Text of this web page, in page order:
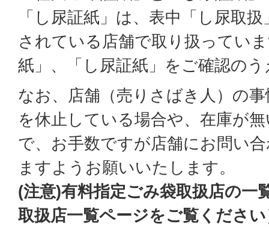
「し尿証紙」は、表中「し尿取
されている店舗で取り扱ってい
紙」、「し尿証紙」をご確認の
なお、店舗（売りさばき人）の
を休止している場合や、在庫が
で、お手数ですが店舗にお問い
ますようお願いいたします。
(注意)有料指定ごみ袋取扱店の一
取扱店一覧ページをご覧くださ